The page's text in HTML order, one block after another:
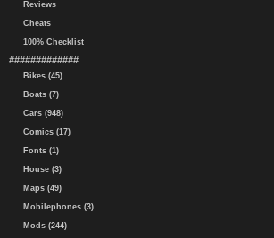
Reviews
Cheats
100% Checklist
#############
Bikes (45)
Boats (7)
Cars (948)
Comics (17)
Fonts (1)
House (3)
Maps (49)
Mobilephones (3)
Mods (244)